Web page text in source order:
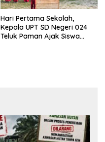
Hari Pertama Sekolah,
Kepala UPT SD Negeri 024
Teluk Paman Ajak Siswa